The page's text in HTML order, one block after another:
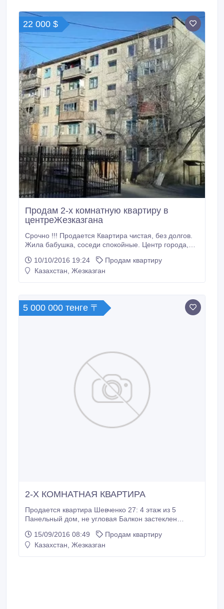
22 000 $
Продам 2-х комнатную квартиру в
центреЖезказгана
Срочно !!! Продается Квартира чистая, без долгов.
Жила бабушка, соседи спокойные. Центр города,
очень удобное, рядом школы (русская и казахская),
автобусная остановка. пластиковые окна, комнаты
!!! Квартира без ремонта !!! С ремонтом такие
квартиры стоят 28000 - 30000 !!! Я отдаю за 25!!!
Ждать никого не буду, кто вперед, того и квартира !
10/10/2016 19:24
Продам квартиру
Казахстан, Жезказган
5 000 000 тенге 〒
2-Х КОМНАТНАЯ КВАРТИРА
Продается квартира Шевченко 27: 4 этаж из 5
Панельный дом, не угловая Балкон застеклен
дверь (2-ая железная), домофон в подъезде ТВ и
Телефон Долгов нет, соседи адекватные Квартира
15/09/2016 08:49
Продам квартиру
Казахстан, Жезказган